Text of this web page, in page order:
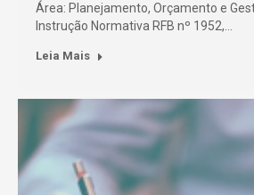
Área: Planejamento, Orçamento e
Instrução Normativa RFB nº 1952,…
Leia Mais